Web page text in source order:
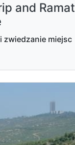
and Ramat
zwiedzanie miejsc